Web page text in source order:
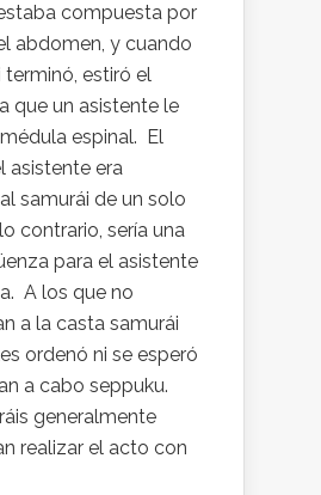
compuesta por
abdomen, y cuando
terminó, estiró el
que un asistente le
espinal. El
asistente era
samurái de un solo
contrario, sería una
para el asistente
A los que no
a la casta samurái
ordenó ni se esperó
a cabo seppuku.
generalmente
realizar el acto con